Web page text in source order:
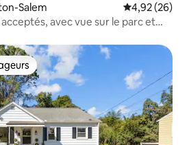
Salem Évaluation
4,92 (26)
avec vue sur le parc et
les plus appréciés